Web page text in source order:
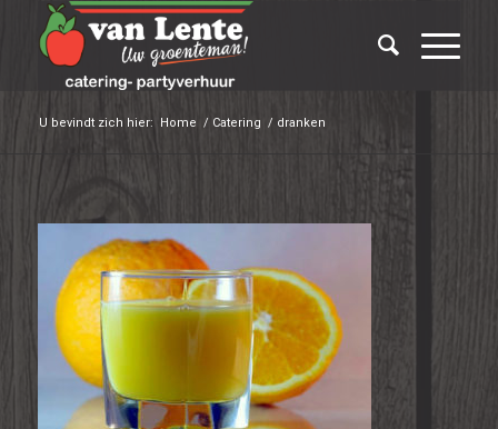
U bevindt zich hier: Home / Catering / dranken